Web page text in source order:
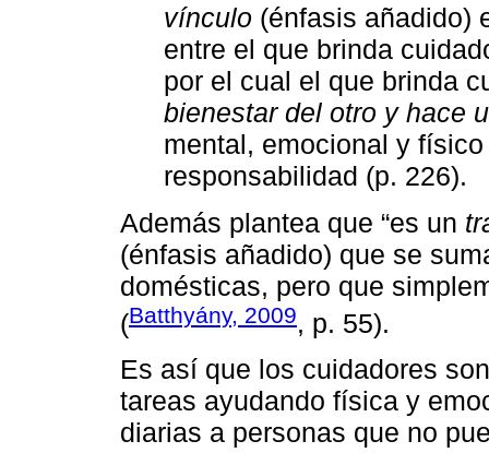
vínculo (énfasis añadido)
entre el que brinda
por el cual el que brinda
bienestar del otro y hace
mental, emocional y
responsabilidad (p. 226).
Además plantea que “es un
(énfasis añadido) que se
domésticas, pero que
(Batthyány, 2009, p. 55).
Es así que los cuidadores
tareas ayudando física y
diarias a personas que no